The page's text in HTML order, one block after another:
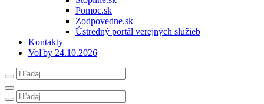
Pomoc.sk
Zodpovedne.sk
Ústredný portál verejných služieb
Kontakty
Voľby 24.10.2026